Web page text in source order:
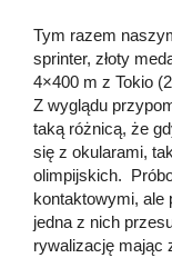
Tym razem
sprinter, złoty
4×400 m z Tokio
Z wyglądu
taką różnicą, że
się z okularami,
olimpijskich.
kontaktowymi, ale
jedna z nich
rywalizację mając